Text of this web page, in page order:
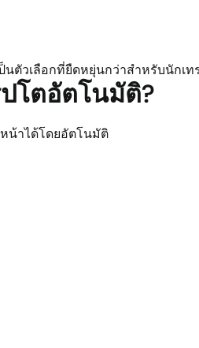
ป็นตัวเลือกที่ยืดหยุ่นกว่าสำหรับนัก
โตอัตโนมัติ?
น้าได้โดยอัตโนมัติ